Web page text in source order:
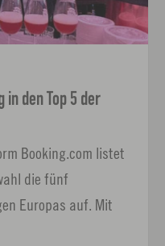
in den Top 5 der
Booking.com listet
die fünf
Europas auf. Mit